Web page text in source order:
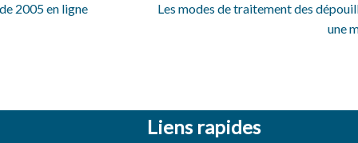
2005 en ligne
Les modes de traitement des
une
Liens rapides